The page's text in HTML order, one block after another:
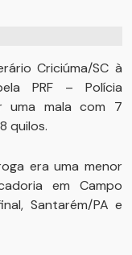
Criciúma/SC à
PRF – Polícia
uma mala com 7
quilos.
era uma menor
em Campo
Santarém/PA e